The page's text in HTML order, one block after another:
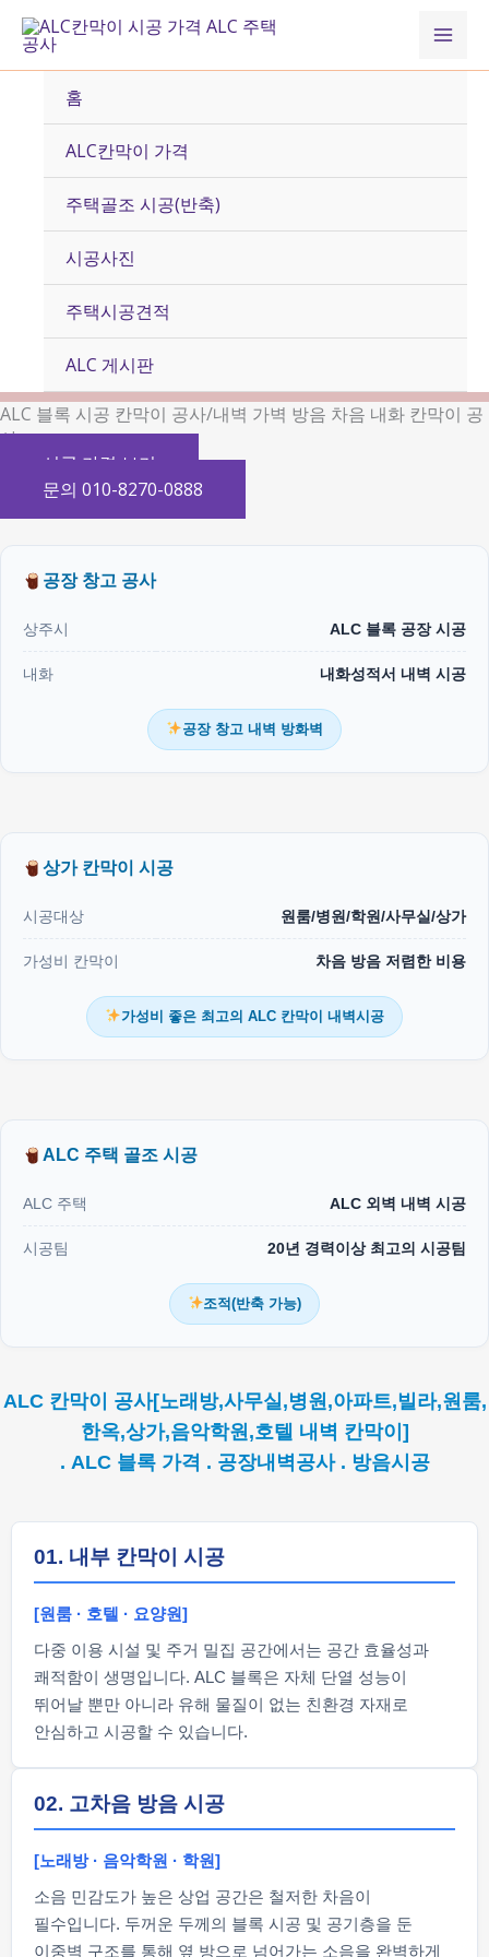
츠
홈
ALC칸막이 가격
주택골조 시공(반축)
시공사진
주택시공견적
ALC 게시판
ALC 블록 시공 칸막이 공사/내벽 가벽 방음 차음 내화 칸막이 공
사
시공 가격 보기
문의 010-8270-0888
공장 창고 공사
상주시 ALC 블록 공장 시공
내화 내화성적서 내벽 시공
공장 창고 내벽 방화벽
상가 칸막이 시공
시공대상 원룸/병원/학원/사무실/상가
가성비 칸막이 차음 방음 저렴한 비용
가성비 좋은 최고의 ALC 칸막이 내벽시공
ALC 주택 골조 시공
ALC 주택 ALC 외벽 내벽 시공
시공팀 20년 경력이상 최고의 시공팀
조적(반축 가능)
ALC 칸막이 공사[노래방,사무실,병원,아파트,빌라,원룸,
한옥,상가,음악학원,호텔 내벽 칸막이]
. ALC 블록 가격 . 공장내벽공사 . 방음시공
01. 내부 칸막이 시공
[원룸 · 호텔 · 요양원]
다중 이용 시설 및 주거 밀집 공간에서는 공간 효율성과
쾌적함이 생명입니다. ALC 블록은 자체 단열 성능이
뛰어날 뿐만 아니라 유해 물질이 없는 친환경 자재로
안심하고 시공할 수 있습니다.
02. 고차음 방음 시공
[노래방 · 음악학원 · 학원]
소음 민감도가 높은 상업 공간은 철저한 차음이
필수입니다. 두꺼운 두께의 블록 시공 및 공기층을 둔
이중벽 구조를 통해 옆 방으로 넘어가는 소음을 완벽하게